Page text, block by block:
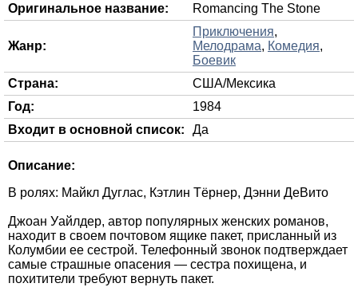
Оригинальное название:
Romancing The Stone
Жанр:
Приключения,
Мелодрама, Комедия,
Боевик
Страна:
США/Мексика
Год:
1984
Входит в основной список:
Да
Описание:
В ролях: Майкл Дуглас, Кэтлин Тёрнер, Дэнни ДеВито
Джоан Уайлдер, автор популярных женских романов,
находит в своем почтовом ящике пакет, присланный из
Колумбии ее сестрой. Телефонный звонок подтверждает
самые страшные опасения — сестра похищена, и
похитители требуют вернуть пакет.